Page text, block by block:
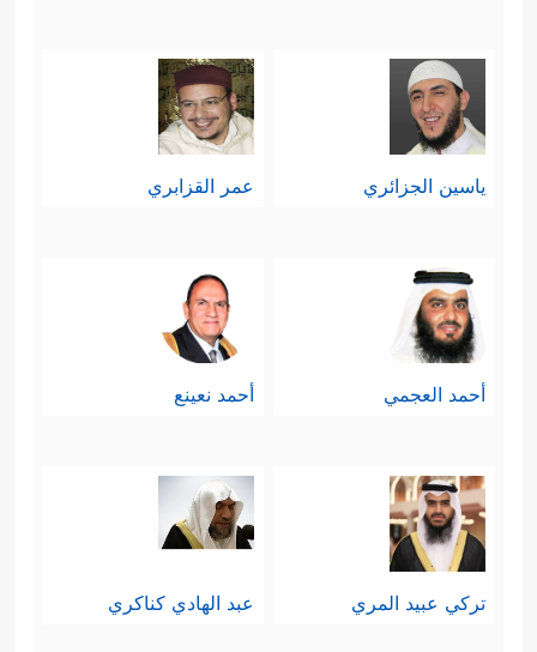
ياسين الجزائري عمر القزابري
أحمد العجمي أحمد نعينع
تركي عبيد المري عبد الهادي كناكري